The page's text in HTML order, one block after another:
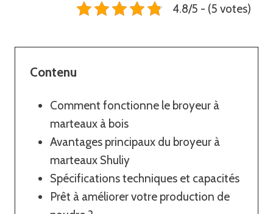
4.8/5 - (5 votes)
Contenu
Comment fonctionne le broyeur à
marteaux à bois
Avantages principaux du broyeur à
marteaux Shuliy
Spécifications techniques et capacités
Prêt à améliorer votre production de